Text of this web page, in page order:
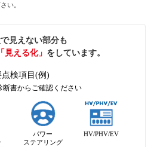
い。
見えない部分も
「見える化」 をしています。
点検項目(例)
書からご確認ください
パワー
ステアリング
HV/PHV/EV